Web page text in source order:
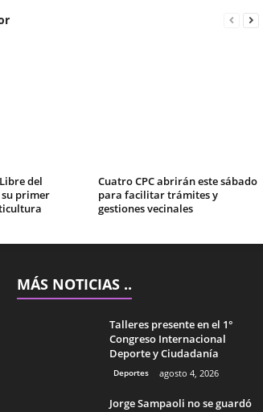
del
primer
Cuatro CPC abrirán este sábado
para facilitar trámites y
gestiones vecinales
MÁS NOTICIAS ..
Talleres presente en el 1°
Congreso Internacional
Deporte y Ciudadanía
Deportes agosto 4, 2026
Jorge Sampaoli no se guardó